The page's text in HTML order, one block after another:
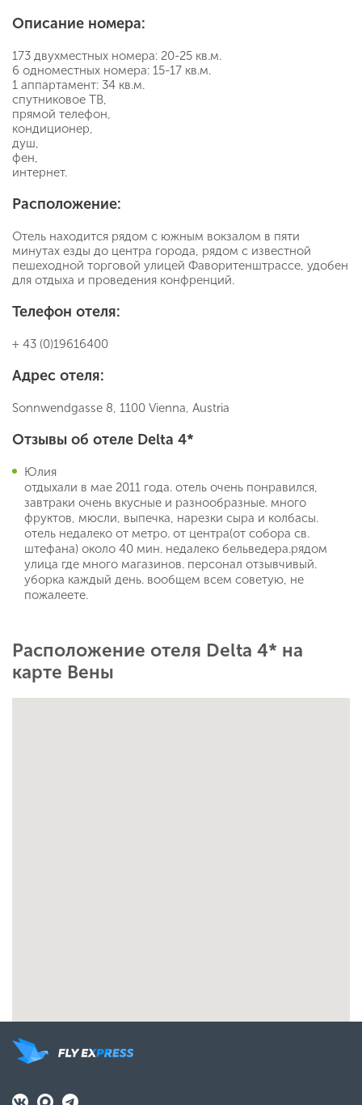
Описание номера:
173 двухместных номера: 20-25 кв.м.
6 одноместных номера: 15-17 кв.м.
1 аппартамент: 34 кв.м.
спутниковое ТВ,
прямой телефон,
кондиционер,
душ,
фен,
интернет.
Расположение:
Отель находится рядом с южным вокзалом в пяти
минутах езды до центра города, рядом с известной
пешеходной торговой улицей Фаворитенштрассе, удобен
для отдыха и проведения конфренций.
Телефон отеля:
+ 43 (0)19616400
Адрес отеля:
Sonnwendgasse 8, 1100 Vienna, Austria
Отзывы об отеле Delta 4*
Юлия
отдыхали в мае 2011 года. отель очень понравился,
завтраки очень вкусные и разнообразные. много
фруктов, мюсли, выпечка, нарезки сыра и колбасы.
отель недалеко от метро. от центра(от собора св.
штефана) около 40 мин. недалеко бельведера.рядом
улица где много магазинов. персонал отзывчивый.
уборка каждый день. вообщем всем советую, не
пожалеете.
Расположение отеля Delta 4* на
карте Вены